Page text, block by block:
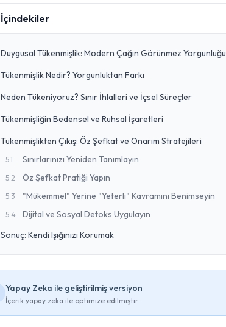
İçindekiler
Duygusal Tükenmişlik: Modern Çağın Görünmez Yorgunluğu
Tükenmişlik Nedir? Yorgunluktan Farkı
Neden Tükeniyoruz? Sınır İhlalleri ve İçsel Süreçler
Tükenmişliğin Bedensel ve Ruhsal İşaretleri
Tükenmişlikten Çıkış: Öz Şefkat ve Onarım Stratejileri
5.1 Sınırlarınızı Yeniden Tanımlayın
5.2 Öz Şefkat Pratiği Yapın
5.3 "Mükemmel" Yerine "Yeterli" Kavramını Benimseyin
5.4 Dijital ve Sosyal Detoks Uygulayın
Sonuç: Kendi Işığınızı Korumak
Yapay Zeka ile geliştirilmiş versiyon
İçerik yapay zeka ile optimize edilmiştir